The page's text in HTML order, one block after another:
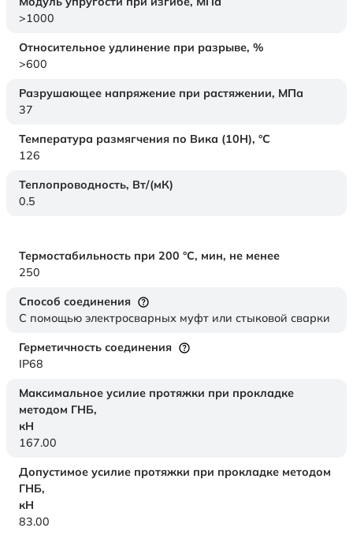
>1000
Относительное удлинение при разрыве, %
>600
Разрушающее напряжение при растяжении, МПа
37
Температура размягчения по Вика (10Н), °C
126
Теплопроводность, Вт/(мК)
0.5
Термостабильность при 200 °С, мин, не менее
250
Способ соединения
С помощью электросварных муфт или стыковой сварки
Герметичность соединения
IP68
Максимальное усилие протяжки при прокладке
методом ГНБ,
кН
167.00
Допустимое усилие протяжки при прокладке методом
ГНБ,
кН
83.00